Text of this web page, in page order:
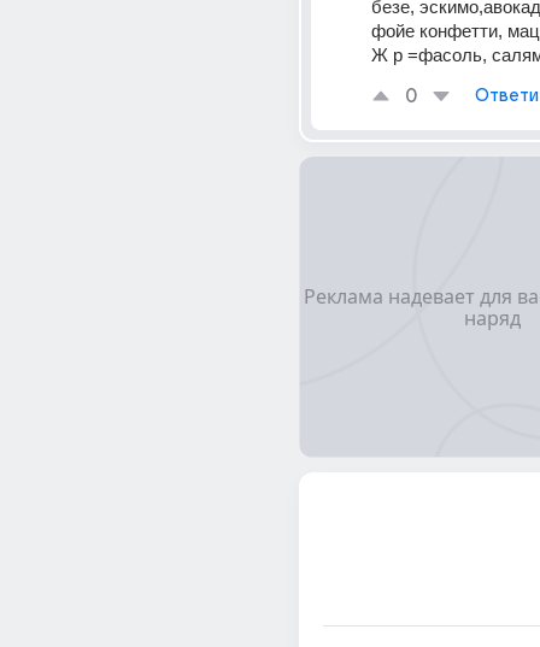
безе,
фойе конфетти,
Ж р =фасоль,
0